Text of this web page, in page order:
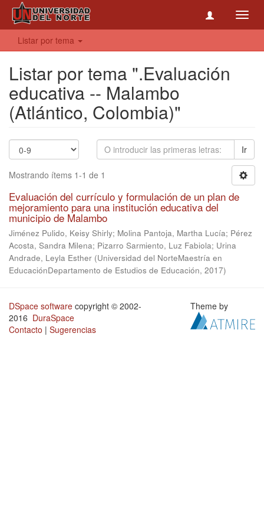
Listar por tema
Listar por tema ".Evaluación
educativa -- Malambo
(Atlántico, Colombia)"
Ir
Mostrando ítems 1-1 de 1
Evaluación del currículo y formulación de un plan de
mejoramiento para una institución educativa del
municipio de Malambo
Jiménez Pulido, Keisy Shirly; Molina Pantoja, Martha Lucía; Pérez
Acosta, Sandra Milena; Pizarro Sarmiento, Luz Fabiola; Urina
Andrade, Leyla Esther (Universidad del NorteMaestría en
EducaciónDepartamento de Estudios de Educación, 2017)
DSpace software copyright © 2002-
2016 DuraSpace
Contacto | Sugerencias
Theme by